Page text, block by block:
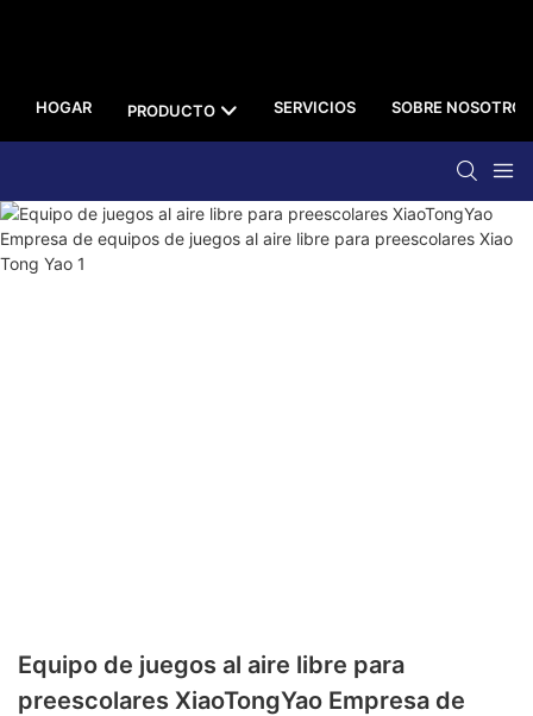
HOGAR PRODUCTO SERVICIOS SOBRE NOSOTROS
Equipo de juegos al aire libre para
preescolares XiaoTongYao Empresa de